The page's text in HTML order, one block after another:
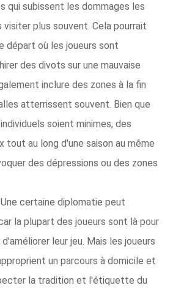
qui subissent les dommages les
plus souvent. Cela pourrait
départ où les joueurs sont
des divots sur une mauvaise
inclure des zones à la fin
atterrissent souvent. Bien que
soient minimes, des
tout au long d'une saison au même
des dépressions ou des zones
Une certaine diplomatie peut
la plupart des joueurs sont là pour
leur jeu. Mais les joueurs
un parcours à domicile et
la tradition et l'étiquette du